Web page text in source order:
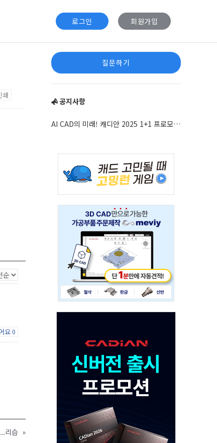
로그인 회원가입
쇄
요0
리습 »
질문하기
공지사항
AI CAD의 미래! 캐디안 2025 1+1 프로모션 안내